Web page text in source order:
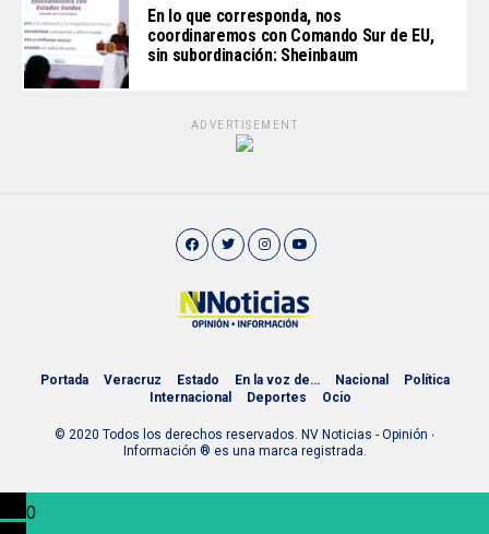
En lo que corresponda, nos
coordinaremos con Comando Sur de EU,
sin subordinación: Sheinbaum
ADVERTISEMENT
Portada Veracruz Estado En la voz de… Nacional
Política
Internacional
Deportes Ocio
© 2020 Todos los derechos reservados. NV Noticias - Opinión ∙
Información ® es una marca registrada.
0